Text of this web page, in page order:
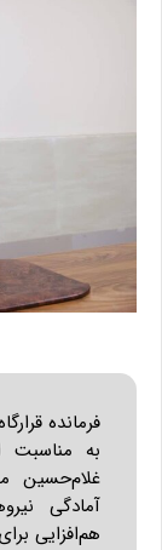
فرمانده
به مناسبت
غلام‌حسین
آمادگی
هم‌افزایی